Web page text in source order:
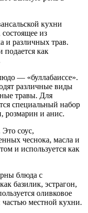
кухни
из
и различных трав.
подается как
— «буллабаиссе».
различные виды
травы. Для
специальный набор
розмарин и анис.
соус,
чеснока, масла и
и используется как
блюда с
базилик, эстрагон,
оливковое
частью местной кухни.